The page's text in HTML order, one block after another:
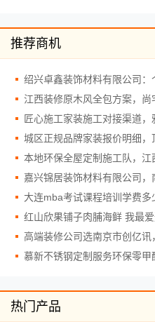
推荐商机
江西装修原木风全包方案，
大连mba考试课程培训学费多
红山欣果铺子肉脯海鲜 我最
高端装修公司选南京市创亿
慕新不锈钢定制服务环保零甲
热门产品